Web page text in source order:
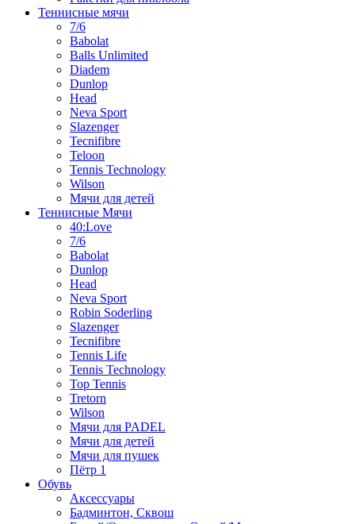
Теннисные мячи
7/6
Babolat
Balls Unlimited
Diadem
Dunlop
Head
Neva Sport
Slazenger
Tecnifibre
Teloon
Tennis Technology
Wilson
Мячи для детей
Теннисные Мячи
40:Love
7/6
Babolat
Dunlop
Head
Neva Sport
Robin Soderling
Slazenger
Tecnifibre
Tennis Life
Tennis Technology
Top Tennis
Tretorn
Wilson
Мячи для PADEL
Мячи для детей
Мячи для пушек
Пётр 1
Обувь
Аксессуары
Бадминтон, Сквош